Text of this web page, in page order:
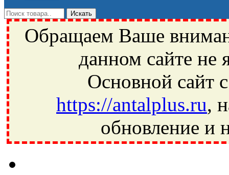
Обращаем Ваше
данном сайте не
Основной сайт
https://antalplus.ru,
обновление и
Ивантеевка, подшипники, пневматика, метизы, техника,